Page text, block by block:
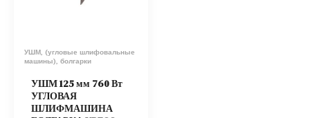
УШМ, (угловые шлифовальные
машины), болгарки
УШМ 125 мм 760 Вт
УГЛОВАЯ
ШЛИФМАШИНА